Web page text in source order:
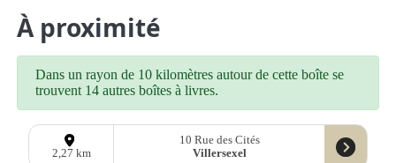
À proximité
Dans un rayon de 10 kilomètres autour de cette boîte se
trouvent 14 autres boîtes à livres.
2,27 km
10 Rue des Cités
Villersexel